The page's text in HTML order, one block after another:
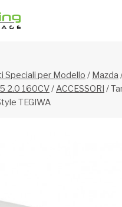
Speciali per Modello / Mazda
2.0 160CV/ACCESSORI /
TEGIWA